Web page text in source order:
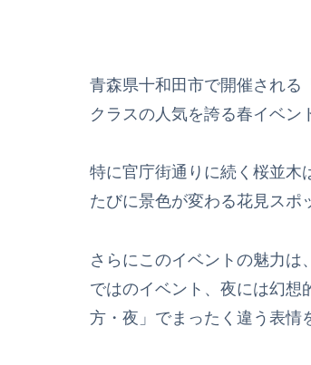
青森県十和田市で開催される
クラスの人気を誇る春イベン
特に官庁街通りに続く桜並木
たびに景色が変わる花見スポ
さらにこのイベントの魅力は
ではのイベント、夜には幻想
方・夜」でまったく違う表情